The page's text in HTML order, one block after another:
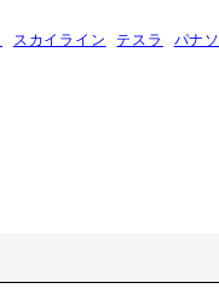
スカイライン テスラ パナ